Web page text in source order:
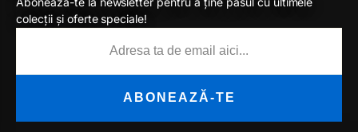
colecții și oferte speciale!
ABONEAZĂ-TE